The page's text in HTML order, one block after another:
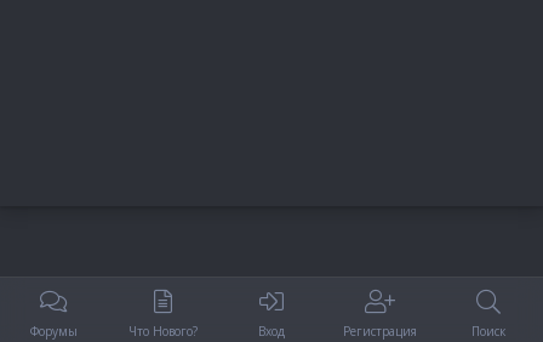
Форумы Что Нового? Вход Регистрация Поиск